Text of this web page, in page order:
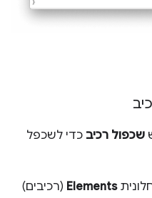
שכפול רכיב כדי לשכפל
Elements (רכיבים)